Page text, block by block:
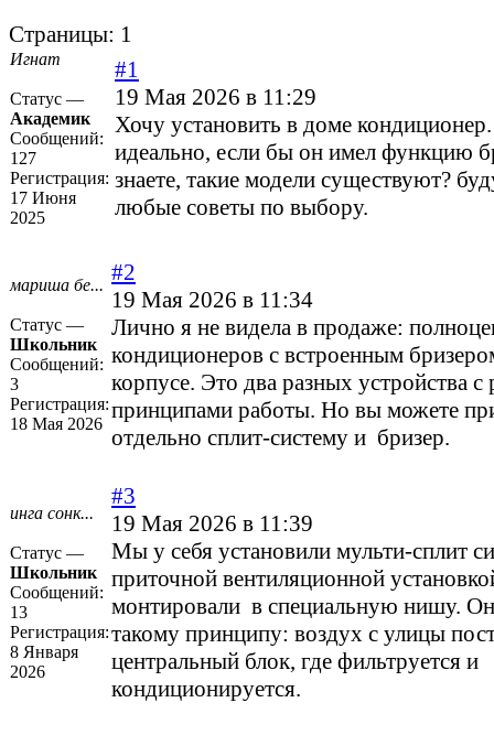
Страницы: 1
Игнат
Статус —
Академик
Сообщений:
127
Регистрация:
17 Июня
2025
#1
19 Мая 2026 в 11:29
Хочу установить в доме
идеально, если бы он имел функцию
знаете, такие модели существуют?
любые советы по выбору.
мариша бе...
Статус —
Школьник
Сообщений:
3
Регистрация:
18 Мая 2026
#2
19 Мая 2026 в 11:34
Лично я не видела в продаже:
кондиционеров с встроенным
корпусе. Это два разных устройства
принципами работы. Но вы можете
отдельно сплит-систему и бризер.
инга сонк...
Статус —
Школьник
Сообщений:
13
Регистрация:
8 Января
2026
#3
19 Мая 2026 в 11:39
Мы у себя установили мульти-сплит
приточной вентиляционной
монтировали в специальную нишу.
такому принципу: воздух с улицы
центральный блок, где фильтруется и
кондиционируется.